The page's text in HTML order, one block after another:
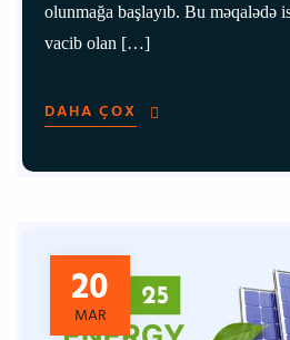
olunmağa başlayıb. Bu məqalədə
vacib olan […]
DAHA ÇOX
20
MAR